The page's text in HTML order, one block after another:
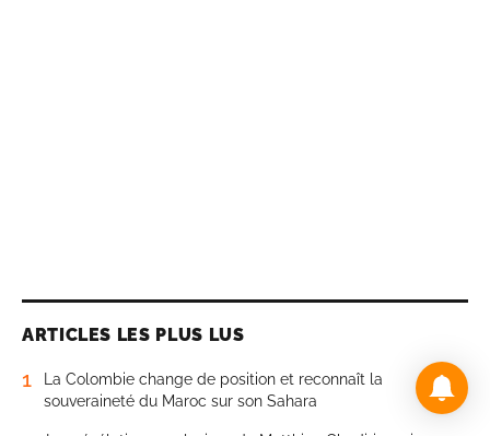
ARTICLES LES PLUS LUS
1
La Colombie change de position et reconnaît la
souveraineté du Maroc sur son Sahara